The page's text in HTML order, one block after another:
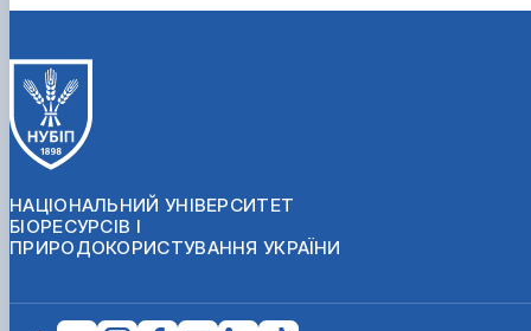
НАЦІОНАЛЬНИЙ УНІВЕРСИТЕТ
БІОРЕСУРСІВ І
ПРИРОДОКОРИСТУВАННЯ УКРАЇНИ